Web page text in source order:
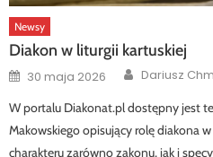
Newsy
Diakon w liturgii kartuskiej
Posted
on
30 maja 2026 Author
Dariusz
W portalu Diakonat.pl dostępny jest
Makowskiego opisujący rolę diakona
charakteru zarówno zakonu, jak i